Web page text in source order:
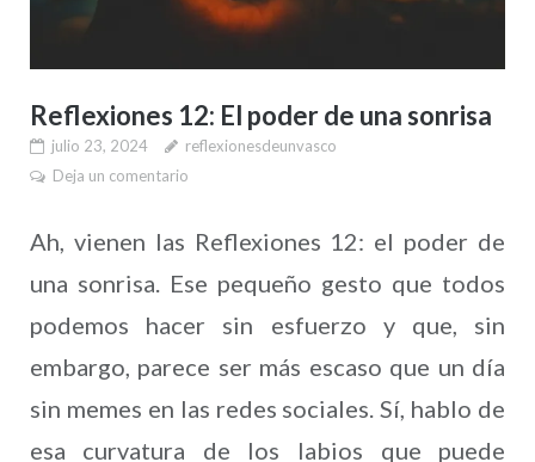
Reflexiones 12: El poder de una sonrisa
julio 23, 2024
reflexionesdeunvasco
Deja un comentario
Ah, vienen las Reflexiones 12: el poder de
una sonrisa. Ese pequeño gesto que todos
podemos hacer sin esfuerzo y que, sin
embargo, parece ser más escaso que un día
sin memes en las redes sociales. Sí, hablo de
esa curvatura de los labios que puede